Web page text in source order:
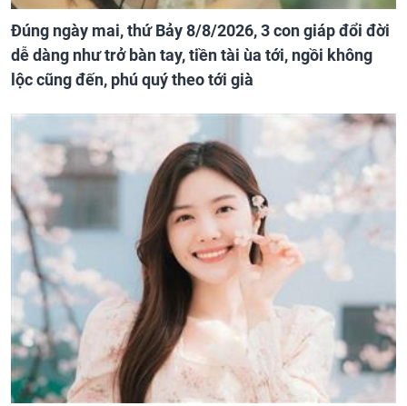
Đúng ngày mai, thứ Bảy 8/8/2026, 3 con giáp đổi đời
dễ dàng như trở bàn tay, tiền tài ùa tới, ngồi không
lộc cũng đến, phú quý theo tới già